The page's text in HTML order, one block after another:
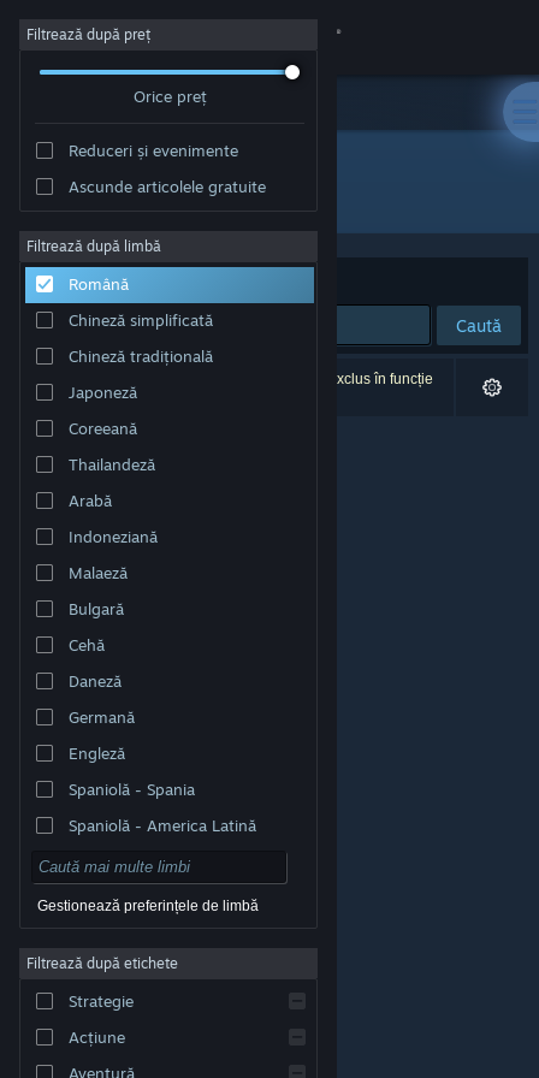
Conectează-te
Despre
Asistență
Schimbă limba
Vezi site în versiunea pentru desktop
© Valve Corporation. Toate drepturile rezervate. Toate
respectivi în SUA și celelalte țări.
Acordul Steam pentru abonați
Cookie-uri
Filtrează după preț
Orice preț
Reduceri și evenimente
Ascunde articolele gratuite
Filtrează după limbă
Română
Chineză simplificată
Chineză tradițională
Japoneză
Coreeană
Thailandeză
Arabă
Indoneziană
Malaeză
Bulgară
Cehă
Daneză
Germană
Engleză
Spaniolă - Spania
Spaniolă - America Latină
Gestionează preferințele de limbă
Filtrează după etichete
Strategie
Acțiune
Aventură
Dezvoltator: Stickle
Sortează după
Caută
0 rezultate corespund căutării tale. 1 titlu a fost exclus în funcție
de preferințele tale.